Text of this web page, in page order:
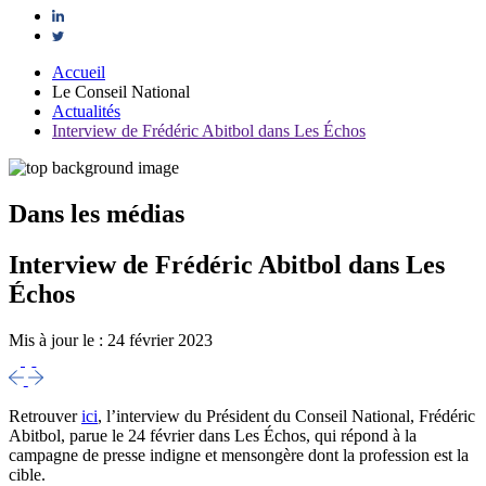
Accueil
Le Conseil National
Actualités
Interview de Frédéric Abitbol dans Les Échos
Dans les médias
Interview de Frédéric Abitbol dans Les
Échos
Mis à jour le : 24 février 2023
Retrouverici, l’interview du Président du Conseil National, Frédéric
Abitbol, parue le 24 février dans Les Échos, qui répond à la
campagne de presse indigne et mensongère dont la profession est la
cible.